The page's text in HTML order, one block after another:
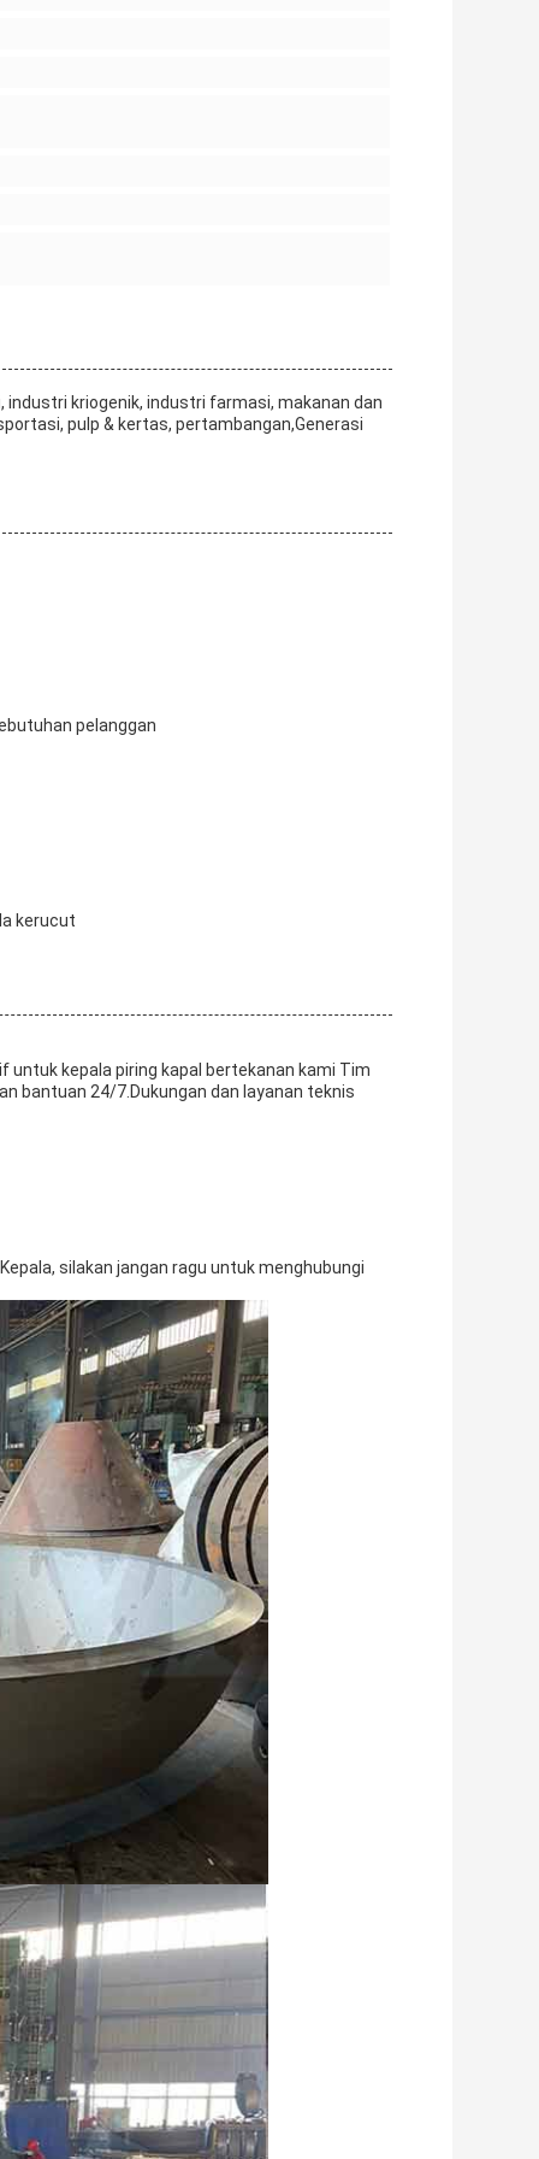
kriogenik, industri farmasi, makanan dan
pulp & kertas, pertambangan,Generasi
pelanggan
kerucut
untuk kepala piring kapal bertekanan kami Tim
bantuan 24/7.Dukungan dan layanan teknis
silakan jangan ragu untuk menghubungi